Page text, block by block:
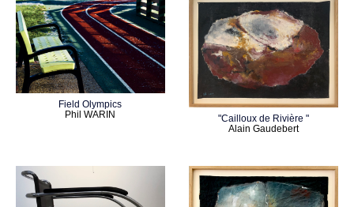
Field Olympics
Phil WARIN
"Cailloux de Rivière "
Alain Gaudebert